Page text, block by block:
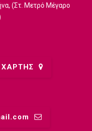
(Στ. Μετρό Μέγαρο
ΧΑΡΤΗΣ
ㅤ